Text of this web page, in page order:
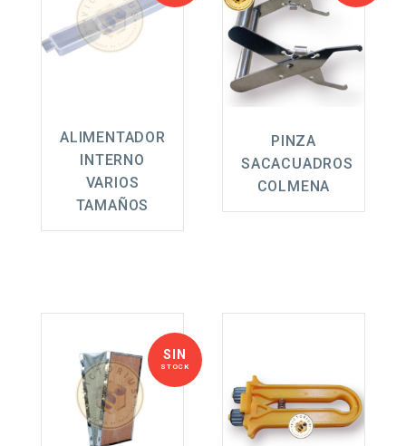
ALIMENTADOR
INTERNO
VARIOS
TAMAÑOS
PINZA
SACACUADROS
COLMENA
SIN
STOCK